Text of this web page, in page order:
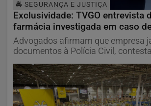
🚔 SEGURANÇA E JUSTIÇA
Exclusividade: TVGO entrevista
farmácia investigada em caso
Advogados afirmam que empresa
documentos à Polícia Civil,